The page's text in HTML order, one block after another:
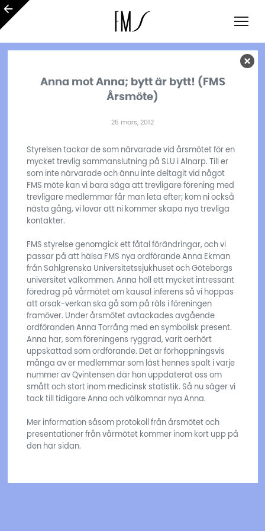
Anna mot Anna; bytt är bytt! (FMS
Årsmöte)
25 mars, 2012
Styrelsen tackar de som närvarade vid årsmötet för en
mycket trevlig sammanslutning på SLU i Alnarp. Till er
som inte närvarade och ännu inte deltagit vid något
FMS möte kan vi bara säga att trevligare förening med
trevligare medlemmar får man leta efter; kom ni också
nästa gång, vi lovar att ni kommer skapa nya trevliga
kontakter.
FMS styrelse genomgick ett fåtal förändringar, och vi
passar på att hälsa FMS nya ordförande Anna Ekman
från Sahlgrenska Universitetssjukhuset och Göteborgs
universitet välkommen. Anna höll ett mycket intressant
föredrag på vårmötet om kausal inferens så vi hoppas
att orsak-verkan ska gå som på räls i föreningen
framöver. Under årsmötet avtackades avgående
ordföranden Anna Torrång med en symbolisk present.
Anna har, som föreningens ryggrad, varit oerhört
uppskattad som ordförande. Det är förhoppningsvis
många av er medlemmar som läst hennes spalt i varje
nummer av Qvintensen där hon uppdaterat oss om
smått och stort inom medicinsk statistik. Så nu säger vi
tack till tidigare Anna och välkomnar nya Anna.
Mer information såsom protokoll från årsmötet och
presentationer från vårmötet kommer inom kort upp på
den här sidan.